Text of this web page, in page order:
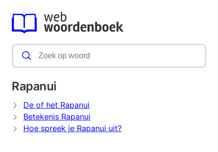
Rapanui
De of het Rapanui
Betekenis Rapanui
Hoe spreek je Rapanui uit?